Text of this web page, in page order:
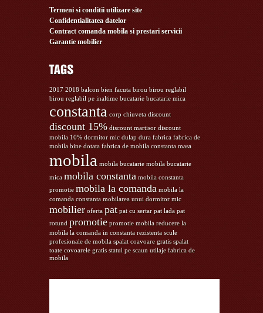
Termeni si conditii utilizare site
Confidentialitatea datelor
Contract comanda mobila si prestari servicii
Garantie mobilier
2017 2018 balcon bien facuta birou birou reglabil
birou reglabil pe inaltime bucatarie bucatarie mica
constanta corp chiuveta discount
discount 15% discount martisor discount
mobila 10% dormitor mic dulap dura fabrica fabrica de
mobila bine dotata fabrica de mobila constanta masa
mobila mobila bucatarie mobila bucatarie
mica mobila constanta mobila constanta
promotie mobila la comanda mobila la
comanda constanta mobilarea unui dormitor mic
mobilier oferta pat pat cu sertar pat lada pat
rotund promotie promotie mobila reducere la
mobila la comanda in constanta rezistenta scule
profesionale de mobila spalat coavoare gratis spalat
toate covoarele gratis statul pe scaun utilaje fabrica de
mobila